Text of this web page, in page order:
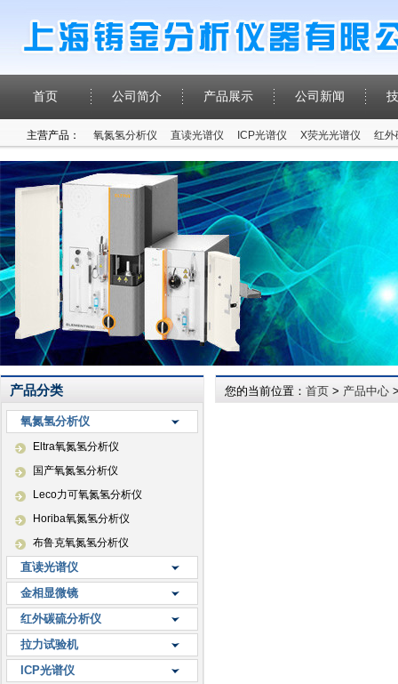
首页 公司简介 产品展示 公司新闻
主营产品： 氧氮氢分析仪 直读光谱仪 ICP光谱仪 X荧光光谱仪 红外
产品分类
氧氮氢分析仪
Eltra氧氮氢分析仪
国产氧氮氢分析仪
Leco力可氧氮氢分析仪
Horiba氧氮氢分析仪
布鲁克氧氮氢分析仪
直读光谱仪
金相显微镜
红外碳硫分析仪
拉力试验机
ICP光谱仪
您的当前位置： 首页 > 产品中心